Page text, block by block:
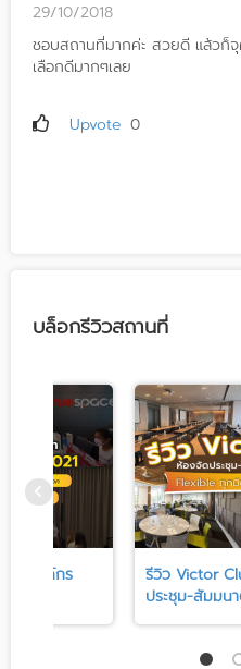
29/10/2018
ชอบสถานที่มากค่ะ สวยดี แล้วก็จุ
เลือกดีมากๆเลย
Upvote 0
บล็อกรีวิวสถานที่
ในองค์กร
รีวิว Victor
ประชุม-สัมมน